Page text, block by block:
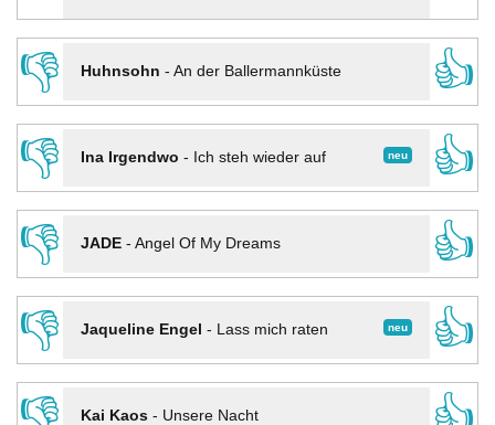
👎
Huhnsohn - An der Ballermannküste
👍
👎
neu
Ina Irgendwo - Ich steh wieder auf
👍
👎
JADE- Angel Of My Dreams
👍
👎
neu
Jaqueline Engel - Lass mich raten
👍
Kai Kaos- Unsere Nacht